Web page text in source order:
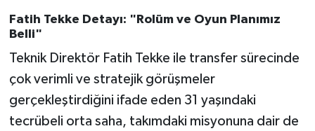
Fatih Tekke Detayı: "Rolüm ve Oyun Planımız
Belli"
Teknik Direktör Fatih Tekke ile transfer sürecinde
çok verimli ve stratejik görüşmeler
gerçekleştirdiğini ifade eden 31 yaşındaki
tecrübeli orta saha, takımdaki misyonuna dair de